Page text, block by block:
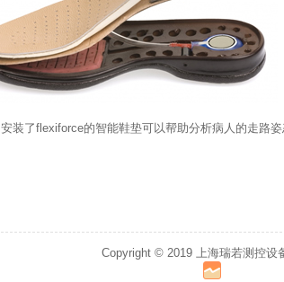
安装了flexiforce的智能鞋垫可以帮助分析病人的走路姿
Copyright © 2019 上海瑞若测控设